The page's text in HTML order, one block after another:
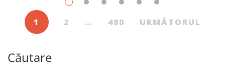
1 2 … 480 URMĂTORUL
Căutare